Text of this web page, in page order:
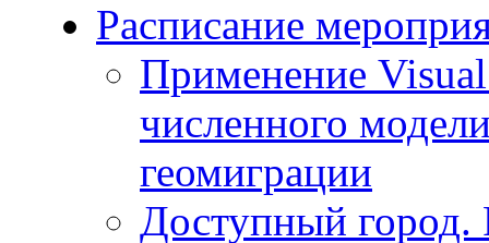
Расписание
Применение
численного
геомиграции
Доступный